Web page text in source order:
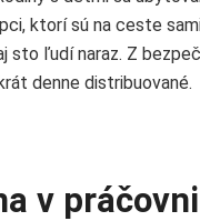
ktorí sú na ceste
sto ľudí naraz. Z
denne distribuované.
v práčovni